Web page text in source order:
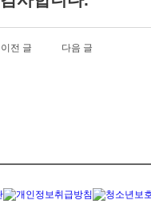
이전 글 다음 글